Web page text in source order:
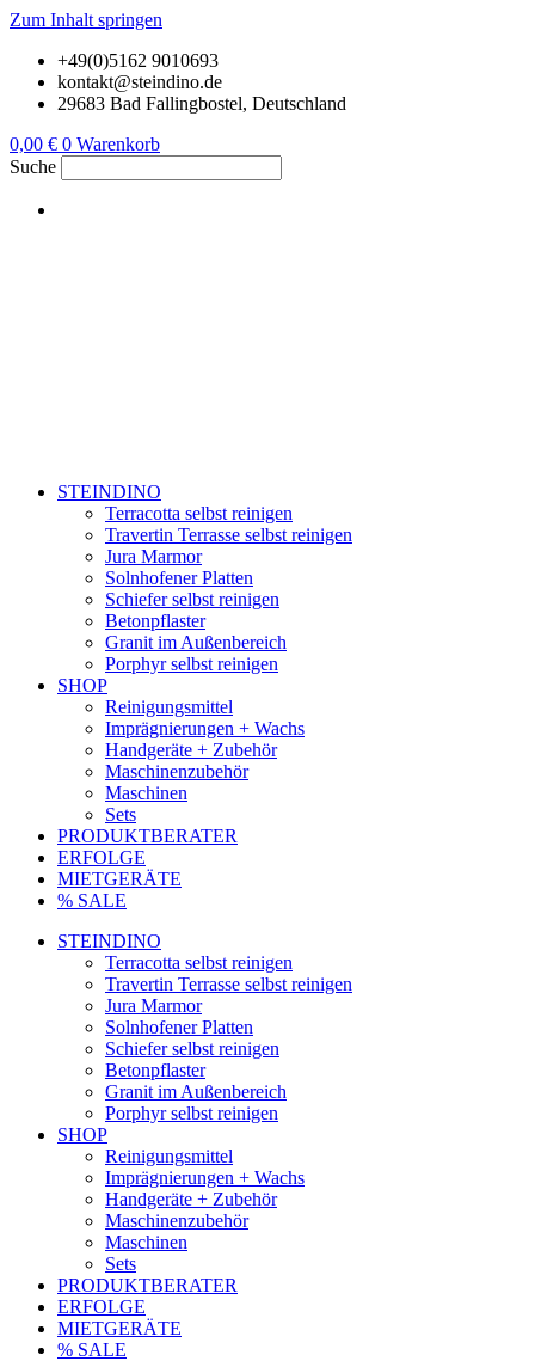
Zum Inhalt springen
+49(0)5162 9010693
kontakt@steindino.de
29683 Bad Fallingbostel, Deutschland
0,00 € 0 Warenkorb
Suche
STEINDINO
Terracotta selbst reinigen
Travertin Terrasse selbst reinigen
Jura Marmor
Solnhofener Platten
Schiefer selbst reinigen
Betonpflaster
Granit im Außenbereich
Porphyr selbst reinigen
SHOP
Reinigungsmittel
Imprägnierungen + Wachs
Handgeräte + Zubehör
Maschinenzubehör
Maschinen
Sets
PRODUKTBERATER
ERFOLGE
MIETGERÄTE
% SALE
STEINDINO
Terracotta selbst reinigen
Travertin Terrasse selbst reinigen
Jura Marmor
Solnhofener Platten
Schiefer selbst reinigen
Betonpflaster
Granit im Außenbereich
Porphyr selbst reinigen
SHOP
Reinigungsmittel
Imprägnierungen + Wachs
Handgeräte + Zubehör
Maschinenzubehör
Maschinen
Sets
PRODUKTBERATER
ERFOLGE
MIETGERÄTE
% SALE